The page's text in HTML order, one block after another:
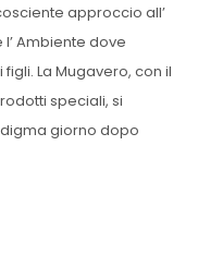
approccio all’
Ambiente dove
La Mugavero, con il
speciali, si
giorno dopo